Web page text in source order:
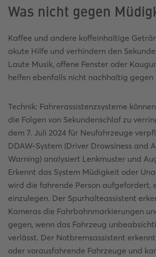
Was nicht gegen
Kaffee und andere koffeinhaltige
akute Hilfe und verhindern den
Laute Musik, offene Fenster oder
helfen ebenfalls nicht nachhaltig
Technik: Fahrerassistenzsysteme
die Folgen von Sekundenschlaf zu
dem 7. Juli 2024 für Neufahrzeuge
DDAW-System (Driver Drowsiness and
Warning) analysiert Lenkmuster und
Erkennt das System Müdigkeit oder
wird die fahrende Person aufgefordert,
einzulegen. Der Spurhalteassistent
Kameras die Fahrbahnmarkierungen
gegen, wenn das Fahrzeug
verlässt. Der Notbremsassistent
oder vorausfahrende Fahrzeuge und